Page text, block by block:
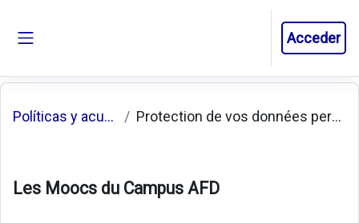
Acceder
Políticas y acuerdos Protection de vos données personnelles
Les Moocs du Campus AFD